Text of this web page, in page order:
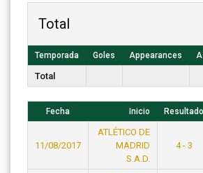
Total
Temporada Goles Appearances
Total
Fecha Inicio Resultado
11/08/2017
ATLÉTICO DE
MADRID
S.A.D.
4 - 3